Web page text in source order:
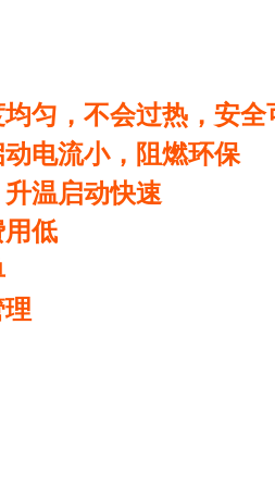
匀，不会过热，安全
电流小，阻燃环保
温启动快速
低